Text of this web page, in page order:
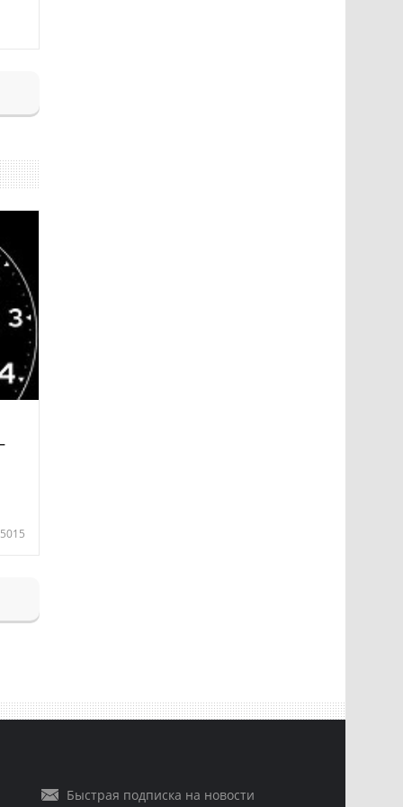
5015
Быстрая подписка на новости